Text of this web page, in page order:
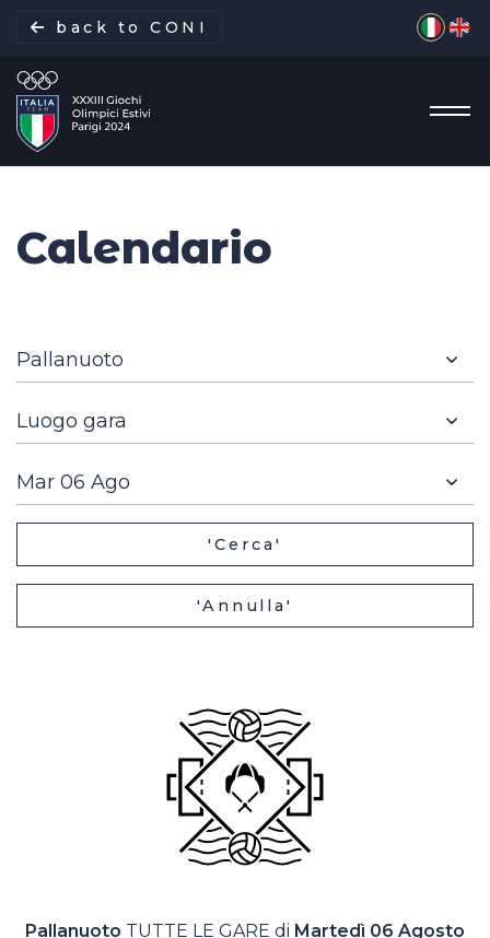
back to CONI
La missione
Discipline
Gare
Casa Italia
News
Media
Calendario
'Cerca'
'Annulla'
Pallanuoto TUTTE LE GARE di Martedì 06 Agosto